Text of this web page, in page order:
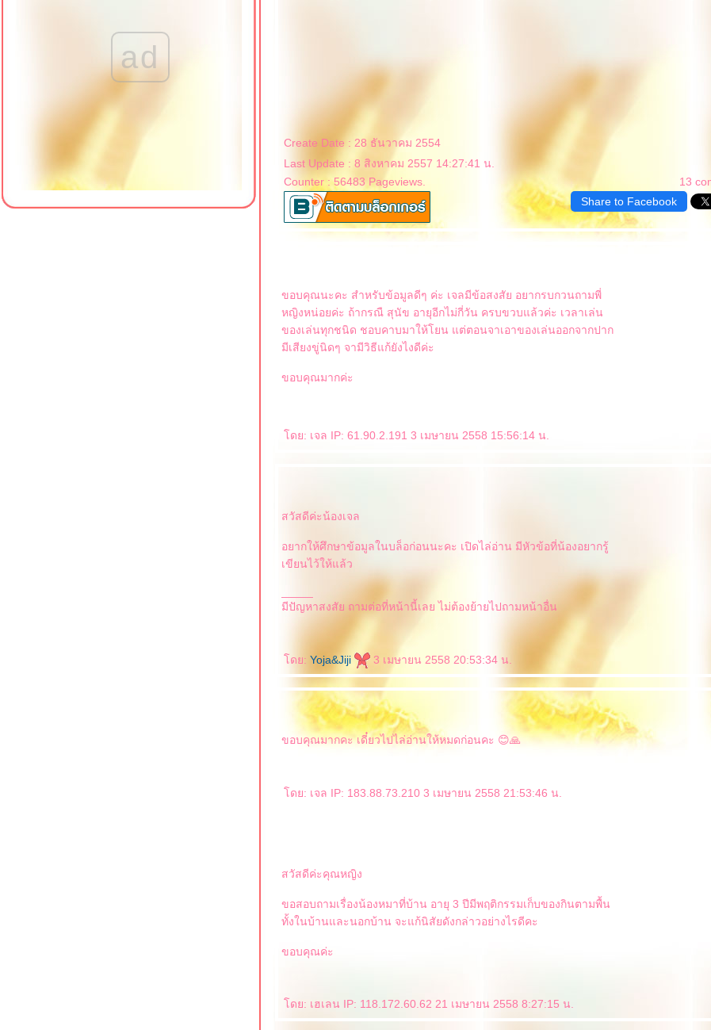
บบจิตวิทยาสุนัข จ่าฝูง - ลูกฝูง
เมื่อน้องหมาไม่ยอมให้จับตัว ......เราจะทำ
"การฉก"...... ตักเตือนสุนัขเมื่อทำผิด......
กลางคืน ? อยากรู้ เชิญทางนี้
ชีวิตประจำวันเพื่อการเป็นจ่าฝูงตลอด 24
ad
Create Date : 28 ธันวาคม 2554
13
Last Update : 8 สิงหาคม 2557 14:27:41 น.
Counter : 56483 Pageviews.
Share to Facebook
ขอบคุณนะคะ สำหรับข้อมูลดีๆ ค่ะ เจลมีข้อสงสัย อยากรบกวนถามพี่
หญิงหน่อยค่ะ ถ้ากรณื สุนัข อายุอีกไม่กี่วัน ครบขวบแล้วค่ะ เวลาเล่น
ของเล่นทุกชนิด ชอบคาบมาให้โยน แต่ตอนจาเอาของเล่นออกจากปาก
มีเสียงขู่นิดๆ จามีวิธีแก้ยังไงดีค่ะ
ขอบคุณมากค่ะ
ดย: เจล IP: 61.90.2.191 3 เมษายน 2558 15:56:14 น.
สวัสดีค่ะน้องเจล
อยากให้ศึกษาข้อมูลในบล็อก่อนนะคะ เปิดไล่อ่าน มีหัวข้อที่น้องอยากรู้
เขียนไว้ให้แล้ว
มีปัญหาสงสัย ถามต่อที่หน้านี้เลย ไม่ต้องย้ายไปถามหน้าอื่น
ดย: Yoja&Jiji 3 เมษายน 2558 20:53:34 น.
ขอบคุณมากคะ เดี๋ยวไปไล่อ่านให้หมดก่อนคะ 😊🙏
ดย: เจล IP: 183.88.73.210 3 เมษายน 2558 21:53:46 น.
สวัสดีค่ะคุณหญิง
ขอสอบถามเรื่องน้องหมาที่บ้าน อายุ 3 ปีมีพฤติกรรมเก็บของกินตามพื้น
ทั้งในบ้านและนอกบ้าน จะแก้นิสัยดังกล่าวอย่างไรดีคะ
ขอบคุณค่ะ
ดย: เฮเลน IP: 118.172.60.62 21 เมษายน 2558 8:27:15 น.